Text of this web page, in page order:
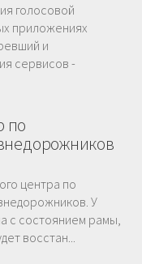
голосовой
приложениях
и
сервисов -
по
центра по
У
с состоянием рамы,
восстан...